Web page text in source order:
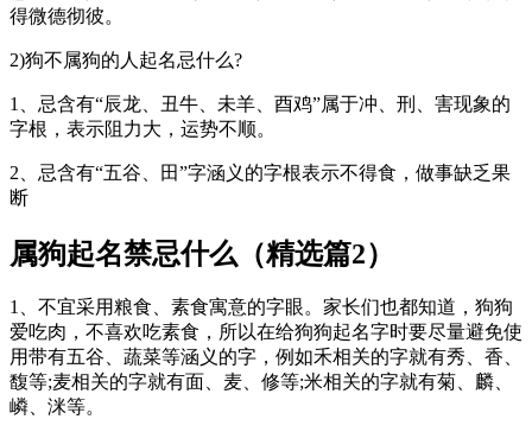
得微德彻彼。
2)狗不属狗的人起名忌什么?
1、忌含有“辰龙、丑牛、未羊、酉鸡”属于冲、刑、害现象的
字根，表示阻力大，运势不顺。
2、忌含有“五谷、田”字涵义的字根表示不得食，做事缺乏果
断
属狗起名禁忌什么（精选篇2）
1、不宜采用粮食、素食寓意的字眼。家长们也都知道，狗狗
爱吃肉，不喜欢吃素食，所以在给狗狗起名字时要尽量避免使
用带有五谷、蔬菜等涵义的字，例如禾相关的字就有秀、香、
馥等;麦相关的字就有面、麦、修等;米相关的字就有菊、麟、
嶙、洣等。